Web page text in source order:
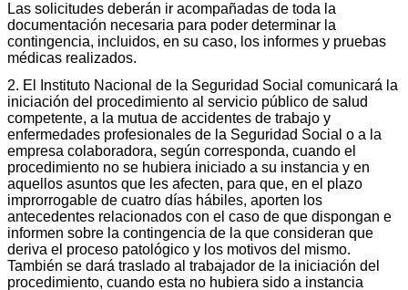
Las solicitudes deberán ir acompañadas de toda la
documentación necesaria para poder determinar la
contingencia, incluidos, en su caso, los informes y pruebas
médicas realizados.
2. El Instituto Nacional de la Seguridad Social comunicará la
iniciación del procedimiento al servicio público de salud
competente, a la mutua de accidentes de trabajo y
enfermedades profesionales de la Seguridad Social o a la
empresa colaboradora, según corresponda, cuando el
procedimiento no se hubiera iniciado a su instancia y en
aquellos asuntos que les afecten, para que, en el plazo
improrrogable de cuatro días hábiles, aporten los
antecedentes relacionados con el caso de que dispongan e
informen sobre la contingencia de la que consideran que
deriva el proceso patológico y los motivos del mismo.
También se dará traslado al trabajador de la iniciación del
procedimiento, cuando esta no hubiera sido a instancia